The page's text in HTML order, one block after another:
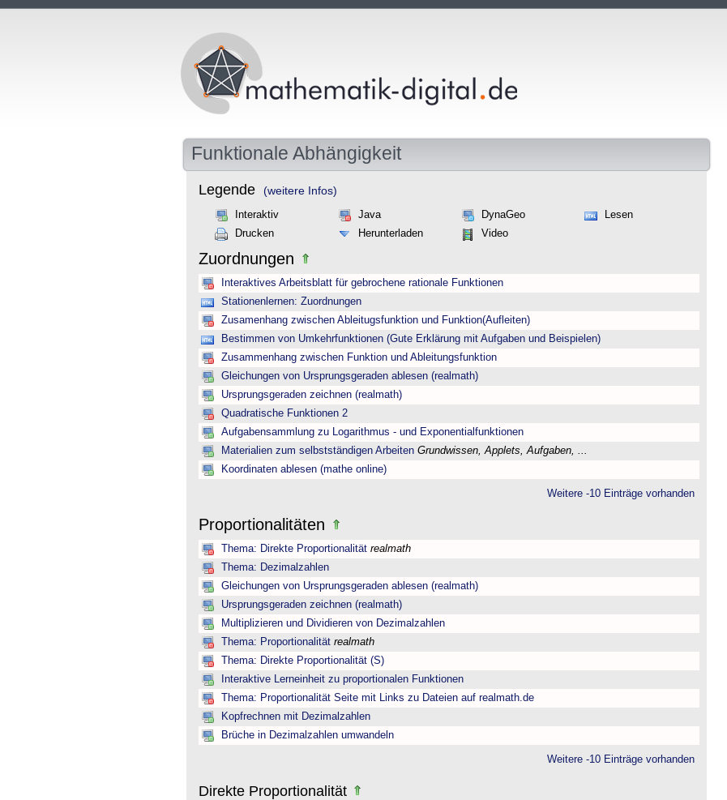
Funktionale Abhängigkeit
Legende (weitere Infos)
Interaktiv Java DynaGeo
Lesen
Drucken
Herunterladen Video
Zuordnungen
Interaktives Arbeitsblatt für gebrochene rationale Funktionen
Stationenlernen: Zuordnungen
Zusamenhang zwischen Ableitugsfunktion und Funktion(Aufleiten)
Bestimmen von Umkehrfunktionen (Gute Erklärung mit Aufgaben und Beispielen)
Zusammenhang zwischen Funktion und Ableitungsfunktion
Gleichungen von Ursprungsgeraden ablesen (realmath)
Ursprungsgeraden zeichnen (realmath)
Quadratische Funktionen 2
Aufgabensammlung zu Logarithmus - und Exponentialfunktionen
Materialien zum selbstständigen Arbeiten Grundwissen, Applets, Aufgaben, ...
Koordinaten ablesen (mathe online)
Weitere -10 Einträge vorhanden
Proportionalitäten
Thema: Direkte Proportionalität realmath
Thema: Dezimalzahlen
Gleichungen von Ursprungsgeraden ablesen (realmath)
Ursprungsgeraden zeichnen (realmath)
Multiplizieren und Dividieren von Dezimalzahlen
Thema: Proportionalität realmath
Thema: Direkte Proportionalität (S)
Interaktive Lerneinheit zu proportionalen Funktionen
Thema: Proportionalität Seite mit Links zu Dateien auf realmath.de
Kopfrechnen mit Dezimalzahlen
Brüche in Dezimalzahlen umwandeln
Weitere -10 Einträge vorhanden
Direkte Proportionalität